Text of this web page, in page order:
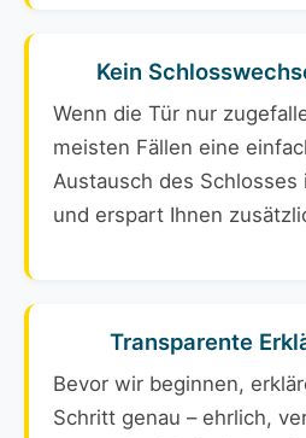
Kein
Wenn die Tür nur
meisten Fällen eine
Austausch des
und erspart Ihnen
Transparente
Bevor wir beginnen,
Schritt genau – ehrlich,